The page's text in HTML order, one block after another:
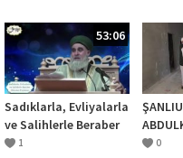
53:06
Sadıklarla, Evliyalarla
ve Salihlerle Beraber
Olmanın Faydaları
1 0